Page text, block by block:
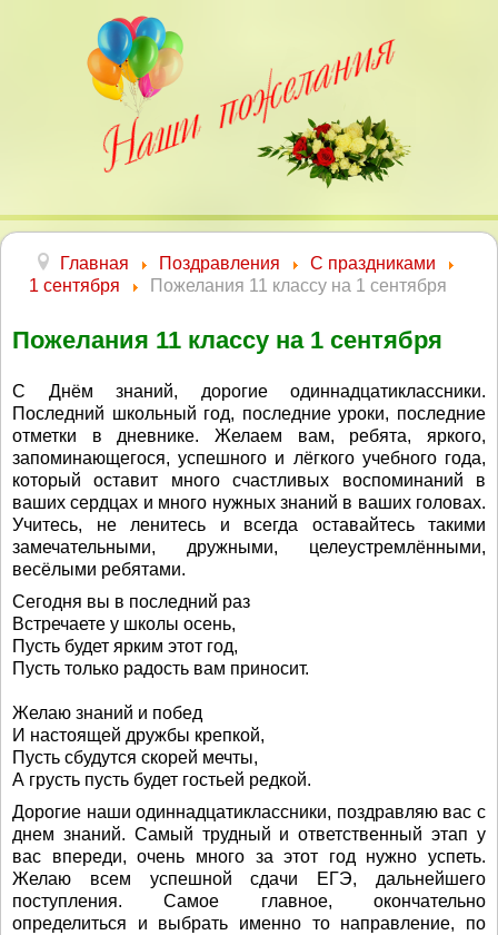
Главная Поздравления
С праздниками
1 сентября
Пожелания 11 классу на 1 сентября
Пожелания 11 классу на 1 сентября
С Днём знаний, дорогие одиннадцатиклассники.
Последний школьный год, последние уроки, последние
отметки в дневнике. Желаем вам, ребята, яркого,
запоминающегося, успешного и лёгкого учебного года,
который оставит много счастливых воспоминаний в
ваших сердцах и много нужных знаний в ваших головах.
Учитесь, не ленитесь и всегда оставайтесь такими
замечательными, дружными, целеустремлёнными,
весёлыми ребятами.
Сегодня вы в последний раз
Встречаете у школы осень,
Пусть будет ярким этот год,
Пусть только радость вам приносит.
Желаю знаний и побед
И настоящей дружбы крепкой,
Пусть сбудутся скорей мечты,
А грусть пусть будет гостьей редкой.
Дорогие наши одиннадцатиклассники, поздравляю вас с
днем знаний. Самый трудный и ответственный этап у
вас впереди, очень много за этот год нужно успеть.
Желаю всем успешной сдачи ЕГЭ, дальнейшего
поступления. Самое главное, окончательно
определиться и выбрать именно то направление, по